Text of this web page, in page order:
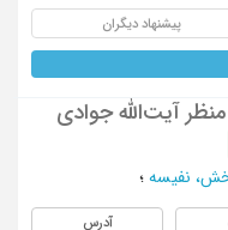
پیشنهاد دیگران
آیت‌الله جوادی
نفیسه ؛
آدرس